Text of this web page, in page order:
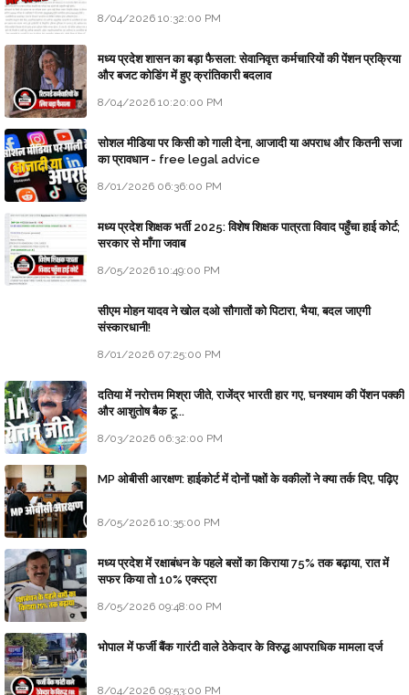
8/04/2026 10:32:00 PM
मध्य प्रदेश शासन का बड़ा फैसला: सेवानिवृत्त कर्मचारियों की पेंशन प्रक्रिया
और बजट कोडिंग में हुए क्रांतिकारी बदलाव
8/04/2026 10:20:00 PM
सोशल मीडिया पर किसी को गाली देना, आजादी या अपराध और कितनी सजा
का प्रावधान - free legal advice
8/01/2026 06:36:00 PM
मध्य प्रदेश शिक्षक भर्ती 2025: विशेष शिक्षक पात्रता विवाद पहुँचा हाई कोर्ट;
सरकार से माँगा जवाब
8/05/2026 10:49:00 PM
सीएम मोहन यादव ने खोल दओ सौगातों को पिटारा, भैया, बदल जाएगी
संस्कारधानी!
8/01/2026 07:25:00 PM
दतिया में नरोत्तम मिश्रा जीते, राजेंद्र भारती हार गए, घनश्याम की पेंशन पक्की
और आशुतोष बैक टू...
8/03/2026 06:32:00 PM
MP ओबीसी आरक्षण: हाईकोर्ट में दोनों पक्षों के वकीलों ने क्या तर्क दिए, पढ़िए
8/05/2026 10:35:00 PM
मध्य प्रदेश में रक्षाबंधन के पहले बसों का किराया 75% तक बढ़ाया, रात में
सफर किया तो 10% एक्स्ट्रा
8/05/2026 09:48:00 PM
भोपाल में फर्जी बैंक गारंटी वाले ठेकेदार के विरुद्ध आपराधिक मामला दर्ज
8/04/2026 09:53:00 PM